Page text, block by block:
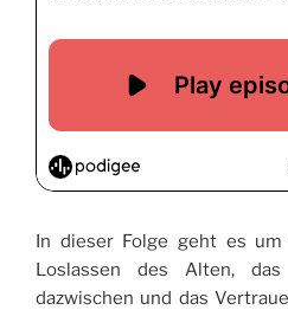
In dieser Folge geht es
Loslassen des Alten,
dazwischen und das